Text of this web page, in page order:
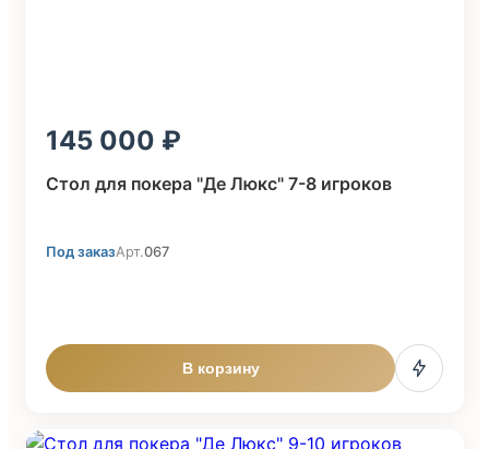
145 000
Стол для покера "Де Люкс" 7-8 игроков
Под заказАрт.067
В корзину